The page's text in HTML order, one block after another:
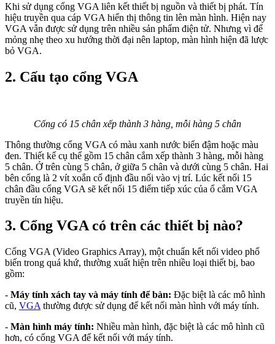
Khi sử dụng cổng VGA liên kết thiết bị nguồn và thiết bị phát. Tín
hiệu truyền qua cáp VGA hiển thị thông tin lên màn hình. Hiện nay
VGA vẫn được sử dụng trên nhiều sản phẩm điện tử. Nhưng vì để
mỏng nhẹ theo xu hướng thời đại nên laptop, màn hình hiện đã lược
bỏ VGA.
2. Cấu tạo cổng VGA
Cổng có 15 chân xếp thành 3 hàng, mỗi hàng 5 chân
Thông thường cổng VGA có màu xanh nước biển đậm hoặc màu
đen. Thiết kế cụ thể gồm 15 chân cắm xếp thành 3 hàng, mỗi hàng
5 chân. Ở trên cùng 5 chân, ở giữa 5 chân và dưới cùng 5 chân. Hai
bên cổng là 2 vít xoắn cố định đầu nối vào vị trí. Lúc kết nối 15
chân đầu cổng VGA sẽ kết nối 15 điểm tiếp xúc của ổ cắm VGA
truyền tín hiệu.
3. Cổng VGA có trên các thiết bị nào?
Cổng VGA (Video Graphics Array), một chuẩn kết nối video phổ
biến trong quá khứ, thường xuất hiện trên nhiều loại thiết bị, bao
gồm:
- Máy tính xách tay và máy tính để bàn: Đặc biệt là các mô hình
cũ, VGA thường được sử dụng để kết nối màn hình với máy tính.
- Màn hình máy tính: Nhiều màn hình, đặc biệt là các mô hình cũ
hơn, có cổng VGA để kết nối với máy tính.